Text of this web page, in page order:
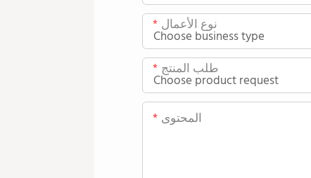
نوع الأعمال
طلب المنتج
المحتوى